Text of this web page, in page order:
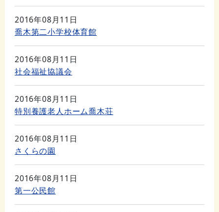
2016年08月11日
喬木第二小学校体育館
2016年08月11日
社会福祉協議会
2016年08月11日
特別養護老人ホーム喬木荘
2016年08月11日
さくらの園
2016年08月11日
第一公民館